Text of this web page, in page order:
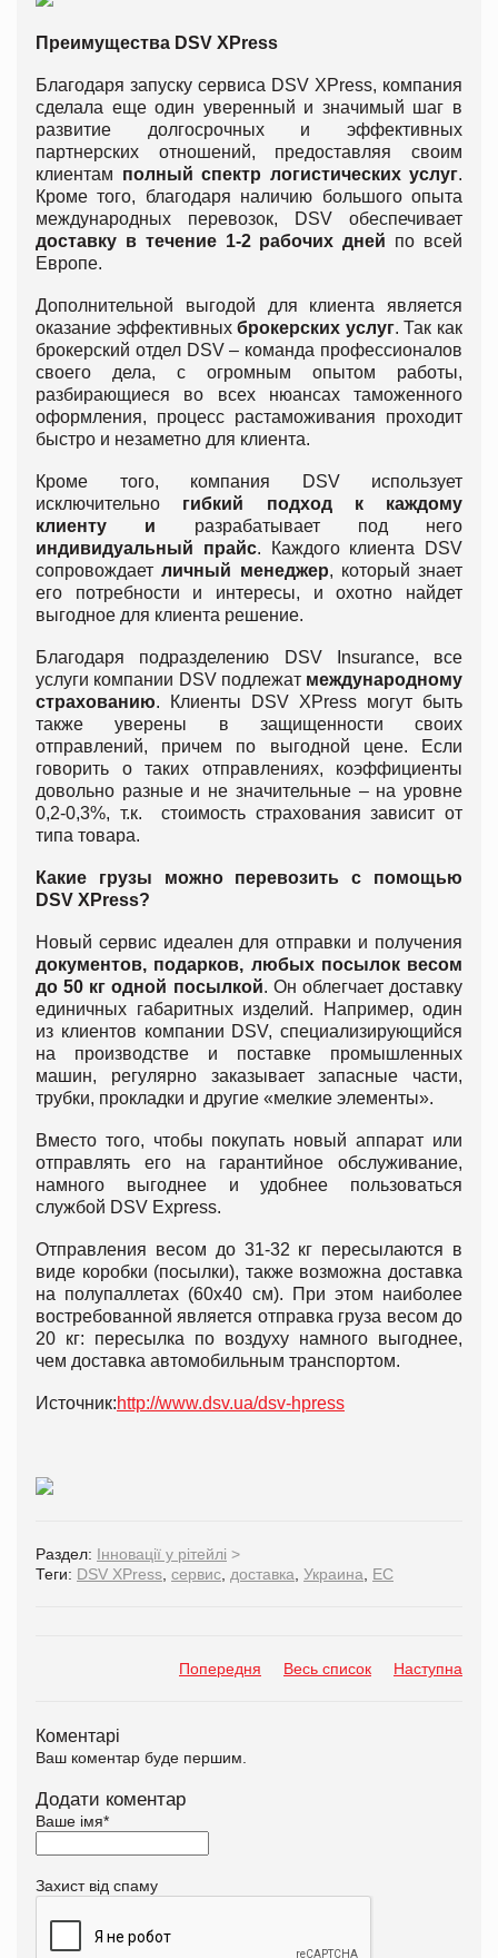
Преимущества DSV XPress
Благодаря запуску сервиса DSV XPress, компания
сделала еще один уверенный и значимый шаг в
развитие долгосрочных и эффективных
партнерских отношений, предоставляя своим
клиентам полный спектр логистических услуг.
Кроме того, благодаря наличию большого опыта
международных перевозок, DSV обеспечивает
доставку в течение 1-2 рабочих дней по всей
Европе.
Дополнительной выгодой для клиента является
оказание эффективныхброкерских услуг. Так как
брокерский отдел DSV – команда профессионалов
своего дела, с огромным опытом работы,
разбирающиеся во всех нюансах таможенного
оформления, процесс растаможивания проходит
быстро и незаметно для клиента.
Кроме того, компания DSV использует
исключительно гибкий подход к каждому
клиенту и разрабатывает под него
индивидуальный прайс. Каждого клиента DSV
сопровождаетличный менеджер, который знает
его потребности и интересы, и охотно найдет
выгодное для клиента решение.
Благодаря подразделению DSV Insurance, все
услуги компании DSV подлежат международному
страхованию. Клиенты DSV XPress могут быть
также уверены в защищенности своих
отправлений, причем по выгодной цене. Если
говорить о таких отправлениях, коэффициенты
довольно разные и не значительные – на уровне
0,2-0,3%, т.к. стоимость страхования зависит от
типа товара.
Какие грузы можно перевозить с помощью
DSV XPress?
Новый сервис идеален для отправки и получения
документов, подарков, любых посылок весом
до 50 кг одной посылкой. Он облегчает доставку
единичных габаритных изделий. Например, один
из клиентов компании DSV, специализирующийся
на производстве и поставке промышленных
машин, регулярно заказывает запасные части,
трубки, прокладки и другие «мелкие элементы».
Вместо того, чтобы покупать новый аппарат или
отправлять его на гарантийное обслуживание,
намного выгоднее и удобнее пользоваться
службой DSV Express.
Отправления весом до 31-32 кг пересылаются в
виде коробки (посылки), также возможна доставка
на полупаллетах (60х40 см). При этом наиболее
востребованной является отправка груза весом до
20 кг: пересылка по воздуху намного выгоднее,
чем доставка автомобильным транспортом.
Источник:http://www.dsv.ua/dsv-hpress
Раздел: Інновації у рітейлі >
Теги: DSV XPress, сервис, доставка, Украина, ЕС
Попередня Весь список Наступна
Коментарі
Ваш коментар буде першим.
Додати коментар
Ваше імя*
Захист від спаму